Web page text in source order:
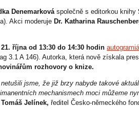
Denemarkováspolečně s editorkou knihy
Akci moderuje Dr. Katharina
21. října od 13:30 do 14:30 hodin
3.1 A 146). Autorka, která nově získala
rozhovory o knize.
jsme, že již brzy nabyde takové
mechanismech moci můžeme
Tomáš Jelínek, ředitel Česko-německého